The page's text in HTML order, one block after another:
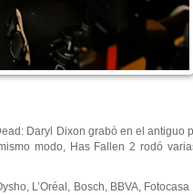
Daryl Dixon grabó en el antiguo
modo, Has Fallen 2 rodó
L’Oréal, Bosch, BBVA, Fotocasa